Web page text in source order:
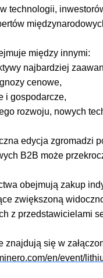
technologii,
między innymi:
najbardziej
cenowe,
i gospodarcze,
rozwoju, nowych
edycja zgromadzi
B2B może
obejmują zakup
zwiększoną
z przedstawicielami
znajdują się w
en/event/